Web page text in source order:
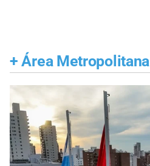
+ Área Metropolitana